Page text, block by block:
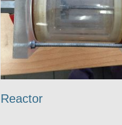
Reactor